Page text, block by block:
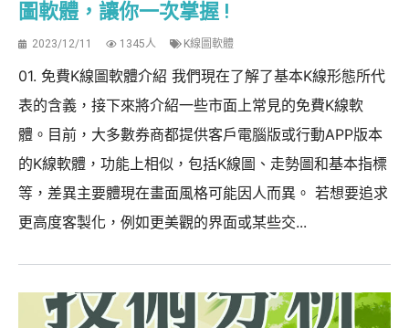
圖軟體，讓你一次掌握 !
2023/12/11 1345人 K線圖軟體
01. 免費K線圖軟體介紹 我們現在了解了基本K線形態所代
表的含義，接下來將介紹一些市面上常見的免費K線軟
體。目前，大多數券商都提供客戶電腦版或行動APP版本
的K線軟體，功能上相似，包括K線圖、走勢圖和基本指標
等，差異主要體現在畫面風格可能因人而異。 若想要追求
更高度客製化，例如更美觀的界面或某些交...